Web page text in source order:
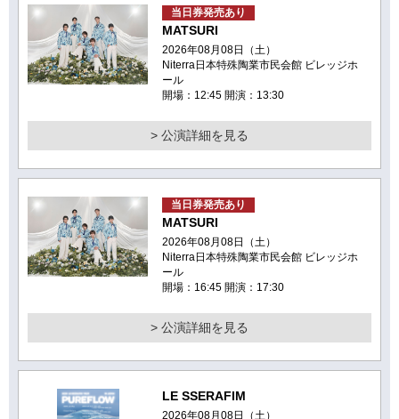
当日券発売あり
MATSURI
2026年08月08日（土）
Niterra日本特殊陶業市民会館 ビレッジホ
ール
開場：12:45 開演：13:30
> 公演詳細を見る
当日券発売あり
MATSURI
2026年08月08日（土）
Niterra日本特殊陶業市民会館 ビレッジホ
ール
開場：16:45 開演：17:30
> 公演詳細を見る
LE SSERAFIM
2026年08月08日（土）